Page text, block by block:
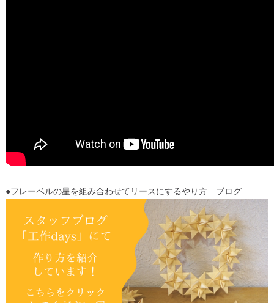
●フレーベルの星を組み合わせてリースにするやり方 ブログ